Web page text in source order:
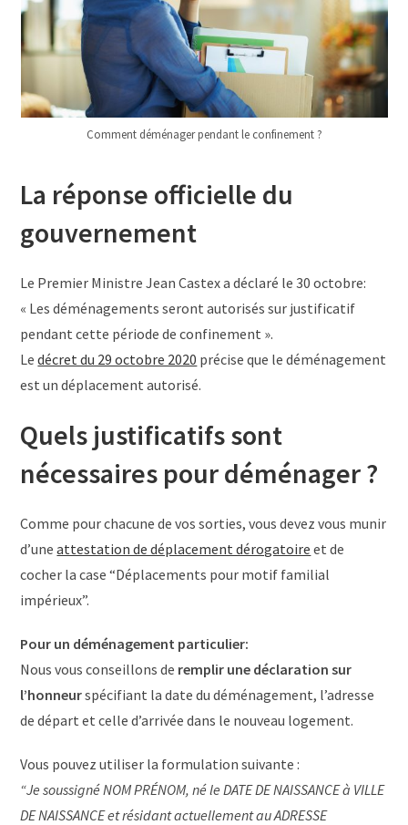
Comment déménager pendant le confinement ?
La réponse officielle du
gouvernement
Le Premier Ministre Jean Castex a déclaré le 30 octobre:
« Les déménagements seront autorisés sur justificatif
pendant cette période de confinement ».
Ledécret du 29 octobre 2020 précise que le déménagement
est un déplacement autorisé.
Quels justificatifs sont
nécessaires pour déménager ?
Comme pour chacune de vos sorties, vous devez vous munir
d’uneattestation de déplacement dérogatoire et de
cocher la case “Déplacements pour motif familial
impérieux”.
Pour un déménagement particulier:
Nous vous conseillons de remplir une déclaration sur
l’honneurspécifiant la date du déménagement, l’adresse
de départ et celle d’arrivée dans le nouveau logement.
Vous pouvez utiliser la formulation suivante :
“Je soussigné NOM PRÉNOM, né le DATE DE NAISSANCE à VILLE
DE NAISSANCE et résidant actuellement au ADRESSE